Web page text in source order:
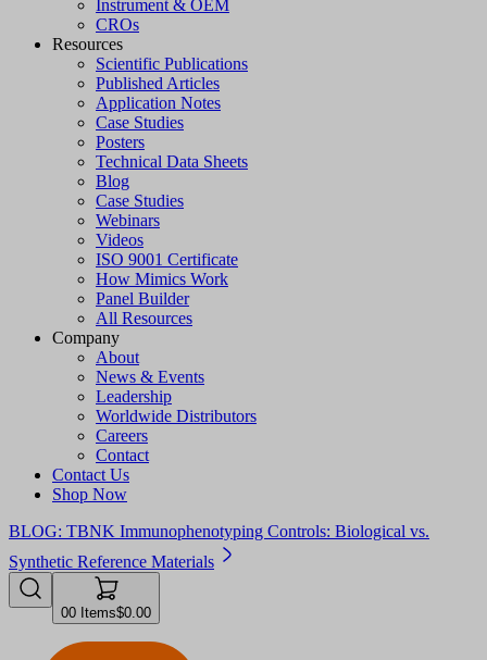
Instrument & OEM
CROs
Resources
Scientific Publications
Published Articles
Application Notes
Case Studies
Posters
Technical Data Sheets
Blog
Case Studies
Webinars
Videos
ISO 9001 Certificate
How Mimics Work
Panel Builder
All Resources
Company
About
News & Events
Leadership
Worldwide Distributors
Careers
Contact
Contact Us
Shop Now
BLOG: TBNK Immunophenotyping Controls: Biological vs.
Synthetic Reference Materials
00 Items$0.00